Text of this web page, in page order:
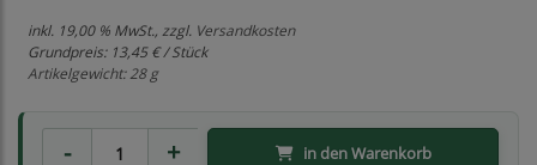
inkl. 19,00 % MwSt., zzgl. Versandkosten
Grundpreis: 13,45 € / Stück
Artikelgewicht: 28 g
in den Warenkorb